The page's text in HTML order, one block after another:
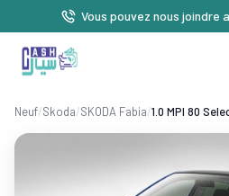
Vous pouvez nous joindre
Neuf/Skoda/SKODA Fabia/1.0 MPI 80